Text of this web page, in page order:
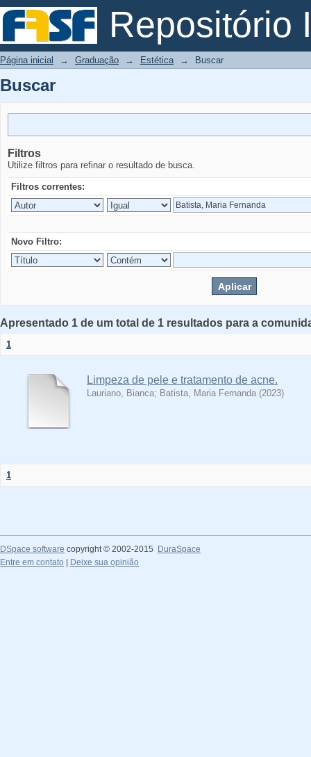
Repositório
Buscar
Página inicial → Graduação → Estética → Buscar
Buscar
Filtros
Utilize filtros para refinar o resultado de busca.
Filtros correntes:
Novo Filtro:
Apresentado 1 de um total de 1 resultados para a
1
Limpeza de pele e tratamento de acne.
Lauriano, Bianca; Batista, Maria Fernanda (2023)
1
DSpace software copyright © 2002-2015
DuraSpace
Entre em contato
Deixe sua opinião